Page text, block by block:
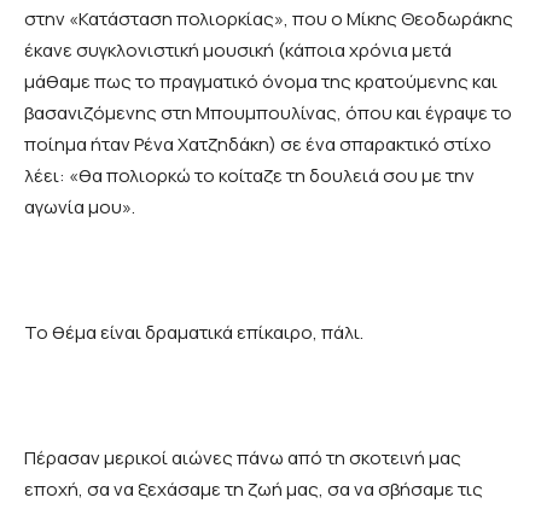
στην «Κατάσταση πολιορκίας», που ο Μίκης Θεοδωράκης
έκανε συγκλονιστική μουσική (κάποια χρόνια μετά
μάθαμε πως το πραγματικό όνομα της κρατούμενης και
βασανιζόμενης στη Μπουμπουλίνας, όπου και έγραψε το
ποίημα ήταν Ρένα Χατζηδάκη) σε ένα σπαρακτικό στίχο
λέει: «θα πολιορκώ το κοίταζε τη δουλειά σου με την
αγωνία μου».
Το θέμα είναι δραματικά επίκαιρο, πάλι.
Πέρασαν μερικοί αιώνες πάνω από τη σκοτεινή μας
εποχή, σα να ξεχάσαμε τη ζωή μας, σα να σβήσαμε τις